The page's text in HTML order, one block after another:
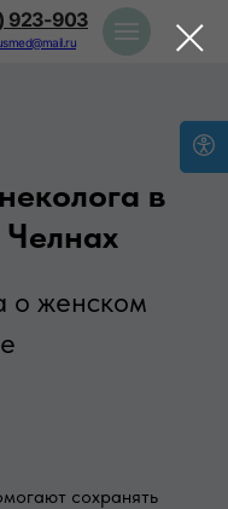
923-903
в
о женском
сохранять